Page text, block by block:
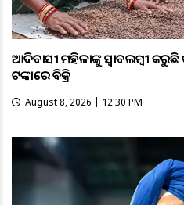
ଆଦିବାସୀ ମହିଳାଙ୍କୁ ସ୍ଵାବଲମ୍ଵୀ
ଟଙ୍କାରେ ବିକ୍ରି
August 8, 2026 | 12:30 PM